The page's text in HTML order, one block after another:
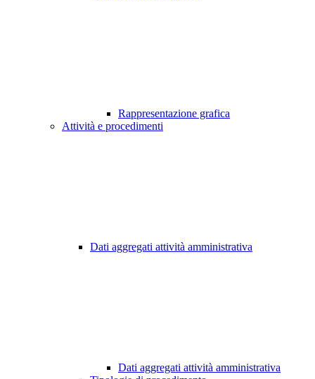
Rappresentazione grafica
Attività e procedimenti
Dati aggregati attività amministrativa
Dati aggregati attività amministrativa